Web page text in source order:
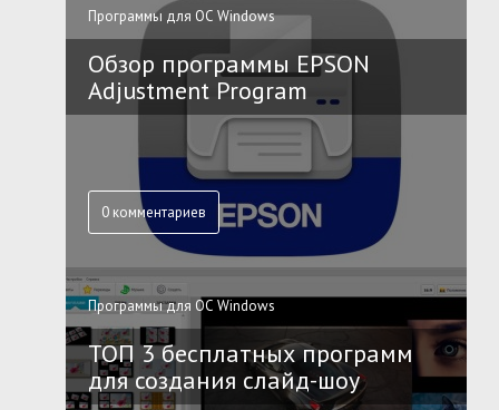
Программы для ОС Windows
Обзор программы EPSON
Adjustment Program
0 комментариев
Программы для ОС Windows
ТОП 3 бесплатных программ
для создания слайд-шоу